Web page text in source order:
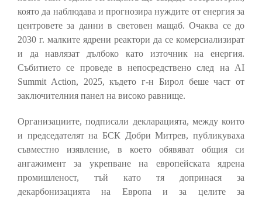
която да наблюдава и прогнозира нуждите от енергия за
центровете за данни в световен мащаб. Очаква се до
2030 г. малките ядрени реактори да се комерсиализират
и да навлязат дълбоко като източник на енергия.
Събитието се проведе в непосредствено след на AI
Summit Action, 2025, където г-н Бирол беше част от
заключителния панел на високо равнище.
Организациите, подписали декларацията, между които
и председателят на БСК Добри Митрев, публикуваха
съвместно изявление, в което обявяват общия си
ангажимент за укрепване на европейската ядрена
промишленост, тъй като тя допринася за
декарбонизацията на Европа и за целите за